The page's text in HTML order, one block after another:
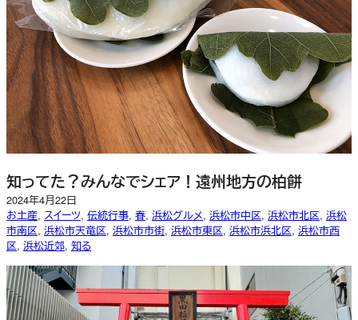
知ってた？みんなでシェア！遠州地方の柏餅
2024年4月22日
お土産, スイーツ, 伝統行事, 春, 浜松グルメ, 浜松市中区, 浜松市北区, 浜松
市南区, 浜松市天竜区, 浜松市市街, 浜松市東区, 浜松市浜北区, 浜松市西
区, 浜松近郊, 知る